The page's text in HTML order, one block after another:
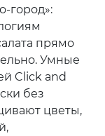
город»:
прямо
Умные
Click and
без
цветы,